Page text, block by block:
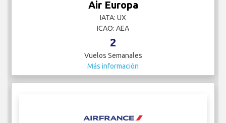
Air Europa
IATA: UX
ICAO: AEA
2
Vuelos Semanales
Más información